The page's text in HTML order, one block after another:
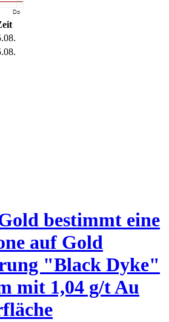
bestimmt eine
auf Gold
"Black Dyke"
mit 1,04 g/t Au